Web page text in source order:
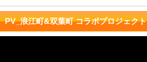
PV_浪江町&双葉町 コラボプロジェクト